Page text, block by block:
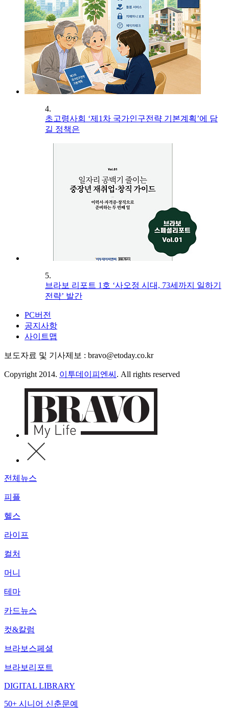
4.
초고령사회 ‘제1차 국가인구전략 기본계획’에 담
길 정책은
5.
브라보 리포트 1호 ‘사오정 시대, 73세까지 일하기
전략’ 발간
PC버전
공지사항
사이트맵
보도자료 및 기사제보 : bravo@etoday.co.kr
Copyright 2014. 이투데이피엔씨 . All rights reserved
전체뉴스
피플
헬스
라이프
컬처
머니
테마
카드뉴스
컷&칼럼
브라보스페셜
브라보리포트
DIGITAL LIBRARY
50+ 시니어 신춘문예